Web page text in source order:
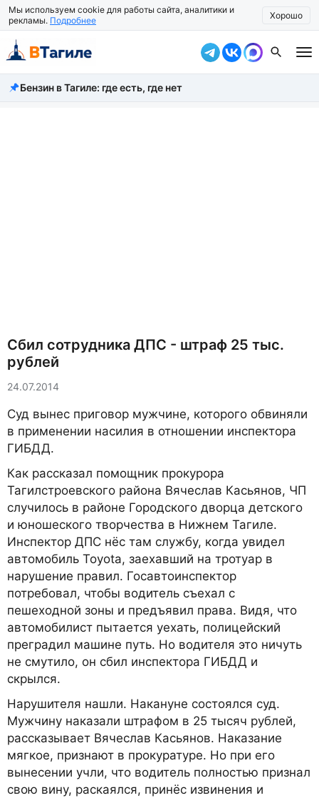
Мы используем cookie для работы сайта, аналитики и
рекламы. Подробнее Хорошо
Все новости
Бензин в Тагиле: где есть, где нет
Сбил сотрудника ДПС - штраф 25 тыс.
рублей
24.07.2014
Суд вынес приговор мужчине, которого обвиняли
в применении насилия в отношении инспектора
ГИБДД.
Как рассказал помощник прокурора
Тагилстроевского района Вячеслав Касьянов, ЧП
случилось в районе Городского дворца детского
и юношеского творчества в Нижнем Тагиле.
Инспектор ДПС нёс там службу, когда увидел
автомобиль Toyota, заехавший на тротуар в
нарушение правил. Госавтоинспектор
потребовал, чтобы водитель съехал с
пешеходной зоны и предъявил права. Видя, что
автомобилист пытается уехать, полицейский
преградил машине путь. Но водителя это ничуть
не смутило, он сбил инспектора ГИБДД и
скрылся.
Нарушителя нашли. Накануне состоялся суд.
Мужчину наказали штрафом в 25 тысяч рублей,
рассказывает Вячеслав Касьянов. Наказание
мягкое, признают в прокуратуре. Но при его
вынесении учли, что водитель полностью признал
свою вину, раскаялся, принёс извинения и